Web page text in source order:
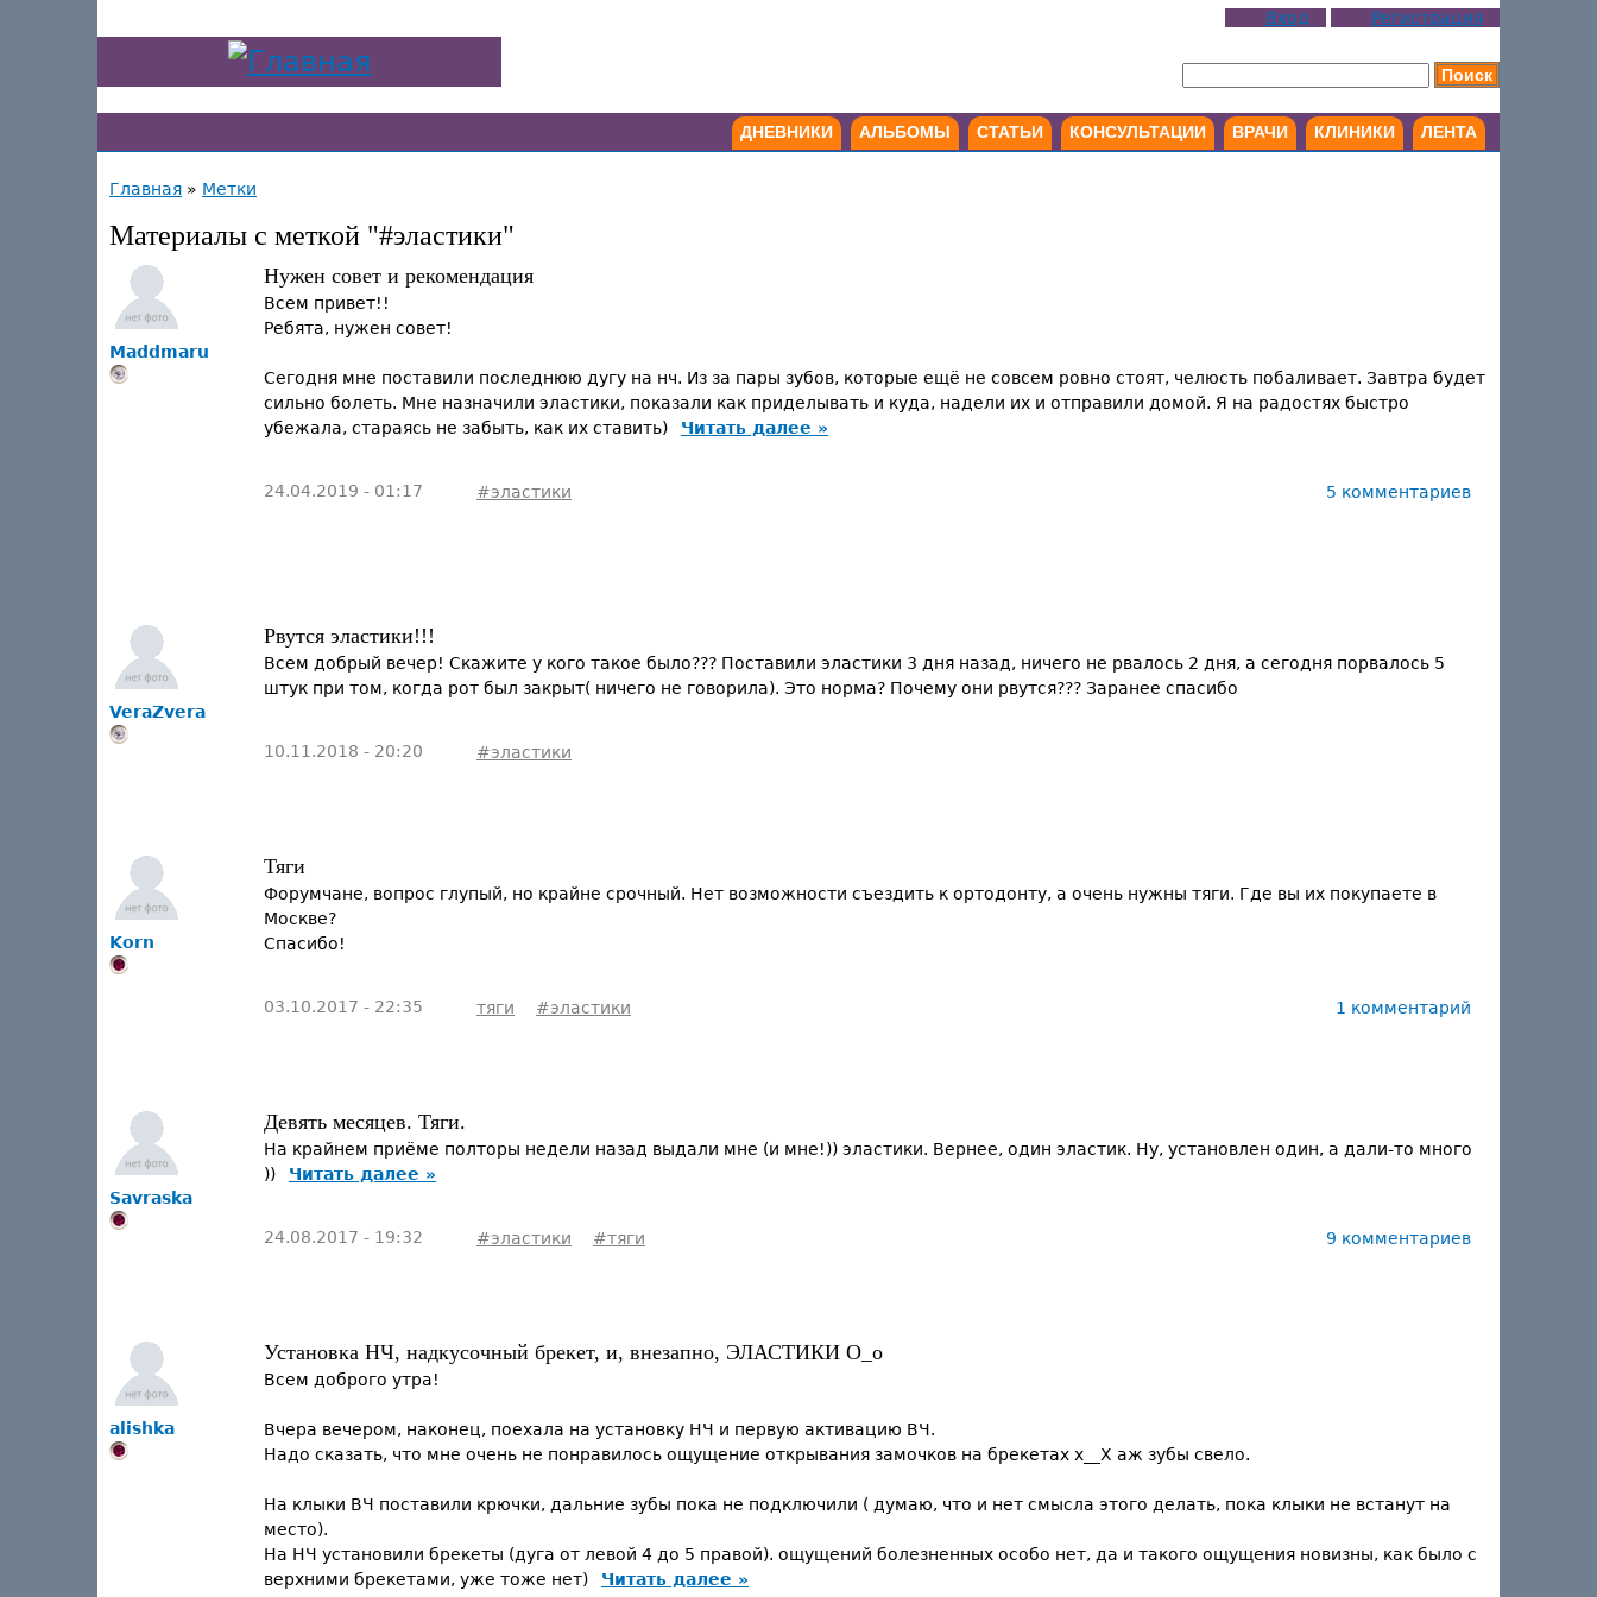
Вход Регистрация
ДНЕВНИКИ АЛЬБОМЫ СТАТЬИ КОНСУЛЬТАЦИИ ВРАЧИ КЛИНИКИ ЛЕНТА
Главная » Метки
Материалы с меткой "#эластики"
Maddmaru
Нужен совет и рекомендация
Всем привет!!
Ребята, нужен совет!
Сегодня мне поставили последнюю дугу на нч. Из за пары зубов, которые ещё не совсем ровно стоят, челюсть побаливает. Завтра будет
сильно болеть. Мне назначили эластики, показали как приделывать и куда, надели их и отправили домой. Я на радостях быстро
убежала, стараясь не забыть, как их ставить)
Читать далее »
24.04.2019 - 01:17 #эластики 5 комментариев
VeraZvera
Рвутся эластики!!!
Всем добрый вечер! Скажите у кого такое было??? Поставили эластики 3 дня назад, ничего не рвалось 2 дня, а сегодня порвалось 5
штук при том, когда рот был закрыт( ничего не говорила). Это норма? Почему они рвутся??? Заранее спасибо
10.11.2018 - 20:20 #эластики
Korn
Тяги
Форумчане, вопрос глупый, но крайне срочный. Нет возможности съездить к ортодонту, а очень нужны тяги. Где вы их покупаете в
Москве?
Спасибо!
03.10.2017 - 22:35 тяги #эластики 1 комментарий
Savraska
Девять месяцев. Тяги.
На крайнем приёме полторы недели назад выдали мне (и мне!)) эластики. Вернее, один эластик. Ну, установлен один, а дали-то много
))
Читать далее »
24.08.2017 - 19:32 #эластики #тяги 9 комментариев
alishka
Установка НЧ, надкусочный брекет, и, внезапно, ЭЛАСТИКИ О_о
Всем доброго утра!
Вчера вечером, наконец, поехала на установку НЧ и первую активацию ВЧ.
Надо сказать, что мне очень не понравилось ощущение открывания замочков на брекетах х__Х аж зубы свело.
На клыки ВЧ поставили крючки, дальние зубы пока не подключили ( думаю, что и нет смысла этого делать, пока клыки не встанут на
место).
На НЧ установили брекеты (дуга от левой 4 до 5 правой). ощущений болезненных особо нет, да и такого ощущения новизны, как было с
верхними брекетами, уже тоже нет)
Читать далее »